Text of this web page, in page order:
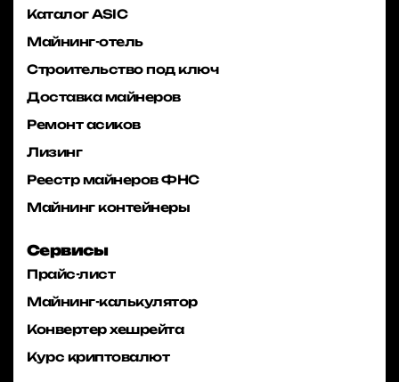
Каталог ASIC
Майнинг-отель
Строительство под ключ
Доставка майнеров
Ремонт асиков
Лизинг
Реестр майнеров ФНС
Майнинг контейнеры
Сервисы
Прайс-лист
Майнинг-калькулятор
Конвертер хешрейта
Курс криптовалют